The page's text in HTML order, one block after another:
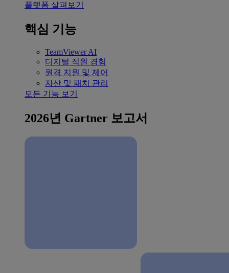
플랫폼 살펴보기
핵심 기능
TeamViewer AI
디지털 직원 경험
원격 지원 및 제어
자산 및 패치 관리
모든 기능 보기
2026년 Gartner 보고서